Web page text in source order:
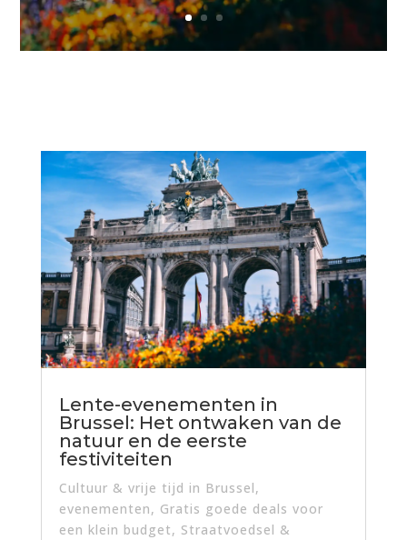
Lente-evenementen in
Brussel: Het ontwaken van de
natuur en de eerste
festiviteiten
Cultuur & vrije tijd in Brussel,
evenementen, Gratis goede deals voor
een klein budget, Straatvoedsel &